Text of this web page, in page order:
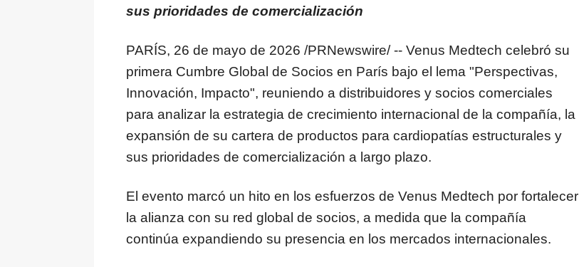
sus prioridades de comercialización
PARÍS, 26 de mayo de 2026 /PRNewswire/ -- Venus Medtech celebró su
primera Cumbre Global de Socios en París bajo el lema "Perspectivas,
Innovación, Impacto", reuniendo a distribuidores y socios comerciales
para analizar la estrategia de crecimiento internacional de la compañía, la
expansión de su cartera de productos para cardiopatías estructurales y
sus prioridades de comercialización a largo plazo.
El evento marcó un hito en los esfuerzos de Venus Medtech por fortalecer
la alianza con su red global de socios, a medida que la compañía
continúa expandiendo su presencia en los mercados internacionales.